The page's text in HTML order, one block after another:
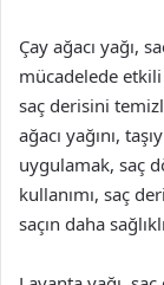
Çay ağacı yağı,
mücadelede
saç derisini
ağacı yağını,
uygulamak, saç
kullanımı, saç
saçın daha